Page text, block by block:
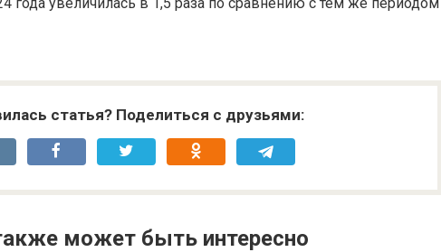
статья? Поделиться с друзьями:
может быть интересно